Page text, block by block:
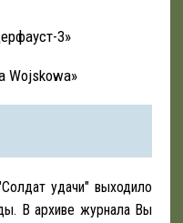
3»
Wojskowa»
удачи" выходило
В архиве журнала Вы